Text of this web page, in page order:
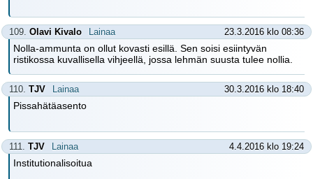
109. Olavi Kivalo Lainaa 23.3.2016 klo 08:36
Nolla-ammunta on ollut kovasti esillä. Sen soisi esiintyvän
ristikossa kuvallisella vihjeellä, jossa lehmän suusta tulee nollia.
110. TJV Lainaa 30.3.2016 klo 18:40
Pissahätäasento
111. TJV Lainaa 4.4.2016 klo 19:24
Institutionalisoitua